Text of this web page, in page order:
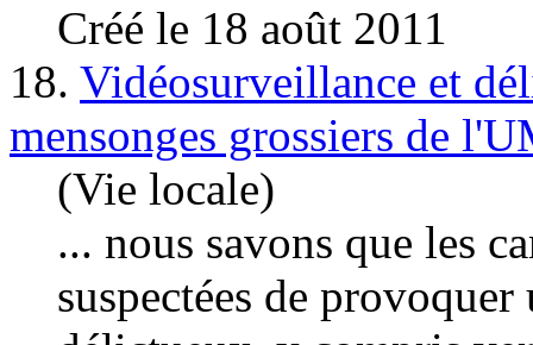
Créé le 18 août 2011
18. Vidéosurveillance et
mensonges grossiers de
(Vie locale)
... nous savons que les
suspectées de